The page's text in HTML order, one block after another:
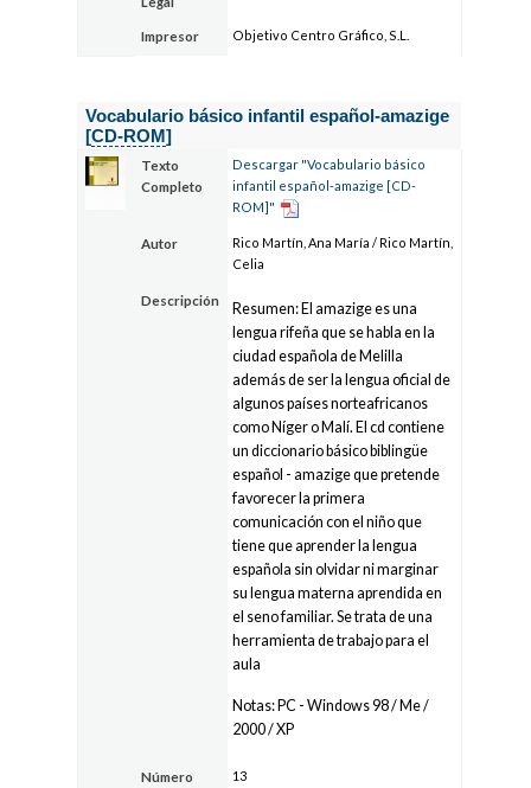
Impresor Objetivo Centro Gráfico, S.L.
Vocabulario básico infantil español-amazige
[CD-ROM]
Texto
Completo
Descargar "Vocabulario básico
infantil español-amazige [CD-
ROM]"
Autor
Rico Martín, Ana María / Rico Martín,
Celia
Descripción
Resumen: El amazige es una
lengua rifeña que se habla en la
ciudad española de Melilla
además de ser la lengua oficial de
algunos países norteafricanos
como Níger o Malí. El cd contiene
un diccionario básico biblingüe
español - amazige que pretende
favorecer la primera
comunicación con el niño que
tiene que aprender la lengua
española sin olvidar ni marginar
su lengua materna aprendida en
el seno familiar. Se trata de una
herramienta de trabajo para el
aula
Notas: PC - Windows 98 / Me /
2000 / XP
Número
13